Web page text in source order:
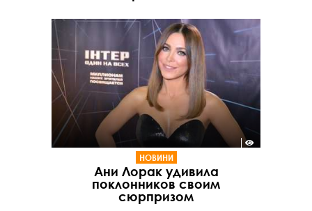
НОВИНИ
Ани Лорак удивила
поклонников своим
сюрпризом